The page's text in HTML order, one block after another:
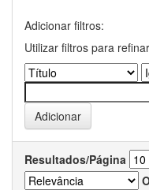
Adicionar filtros:
Utilizar filtros para
Resultados/Página